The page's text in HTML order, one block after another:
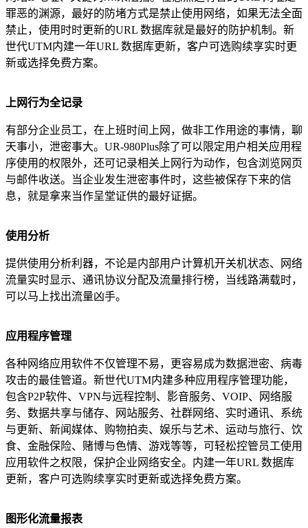
罪恶的渊源，最好的防堵方式是禁止使用网络，如果无法全面
禁止，使用时时更新的URL 数据库就是最好的防护机制。新
世代UTM内建一年URL 数据库更新，客户可选购续享实时更
新或选择免费方案。
上网行为全记录
有部分企业员工，在上班时间上网，做非工作用途的事情，聊
天事小，泄密事大。UR-980Plus除了可以限定用户相关应用程
序使用的权限外，还可记录相关上网行为动作，包含浏览网页
与邮件收送。当企业发生泄密事件时，这些被保存下来的信
息，就是拿来当作呈堂证供的最好证据。
使用分析
提供使用分析利器，不论是内部用户计算机开关机状态、网络
流量实时显示、通讯协议分配及流量排行榜，当线路满载时，
可以马上找出流量凶手。
应用程序管理
各种网络应用软件不仅管理不易，更容易成为数据泄密、病毒
攻击的最佳管道。新世代UTM内建多种应用程序管理功能，
包含P2P软件、VPN与远程控制、影音服务、VOIP、网络服
务、数据共享与储存、网站服务、社群网络、实时通讯、系统
与更新、新闻媒体、购物拍卖、娱乐与艺术、运动与旅行、饮
食、金融保险、赌博与色情、游戏等等，可轻松控管员工使用
应用软件之权限，保护企业网络安全。内建一年URL 数据库
更新，客户可选购续享实时更新或选择免费方案。
图形化流量报表